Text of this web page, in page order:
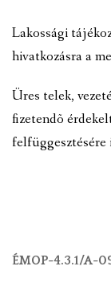
Lakossági
hivatkozásra a
Üres telek,
fizetendõ
ÉMOP-4.3.1/A-